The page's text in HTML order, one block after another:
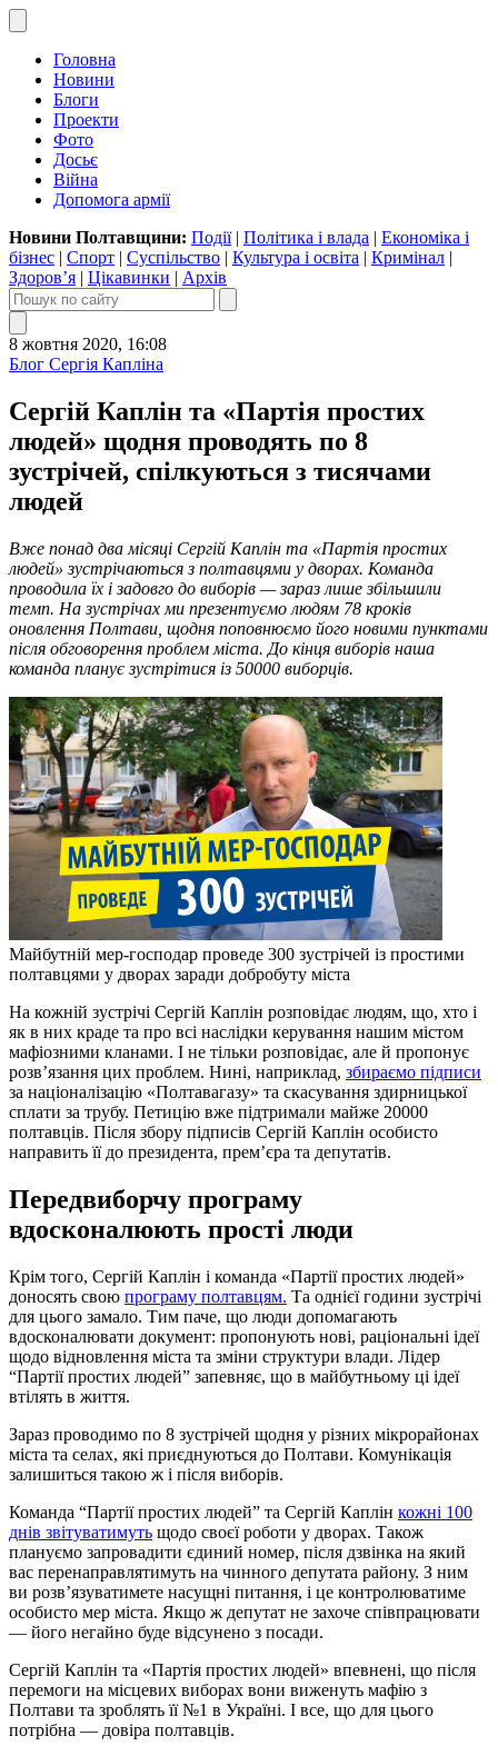
Головна
Новини
Блоги
Проекти
Фото
Досьє
Війна
Допомога армії
Новини Полтавщини: Події| Політика і влада | Економіка і
бізнес | Спорт | Суспільство | Культура і освіта | Кримінал |
Здоров’я | Цікавинки | Архів
8 жовтня 2020, 16:08
Блог Сергія Капліна
Сергій Каплін та «Партія простих
людей» щодня проводять по 8
зустрічей, спілкуються з тисячами
людей
Вже понад два місяці Сергій Каплін та «Партія простих
людей» зустрічаються з полтавцями у дворах. Команда
проводила їх і задовго до виборів — зараз лише збільшили
темп. На зустрічах ми презентуємо людям 78 кроків
оновлення Полтави, щодня поповнюємо його новими пунктами
після обговорення проблем міста. До кінця виборів наша
команда планує зустрітися із 50000 виборців.
Майбутній мер-господар проведе 300 зустрічей із простими
полтавцями у дворах заради добробуту міста
На кожній зустрічі Сергій Каплін розповідає людям, що, хто і
як в них краде та про всі наслідки керування нашим містом
мафіозними кланами. І не тільки розповідає, але й пропонує
розв’язання цих проблем. Нині, наприклад, збираємо підписи
за націоналізацію «Полтавагазу» та скасування здирницької
сплати за трубу. Петицію вже підтримали майже 20000
полтавців. Після збору підписів Сергій Каплін особисто
направить її до президента, прем’єра та депутатів.
Передвиборчу програму
вдосконалюють прості люди
Крім того, Сергій Каплін і команда «Партії простих людей»
доносять свою програму полтавцям. Та однієї години зустрічі
для цього замало. Тим паче, що люди допомагають
вдосконалювати документ: пропонують нові, раціональні ідеї
щодо відновлення міста та зміни структури влади. Лідер
“Партії простих людей” запевняє, що в майбутньому ці ідеї
втілять в життя.
Зараз проводимо по 8 зустрічей щодня у різних мікрорайонах
міста та селах, які приєднуються до Полтави. Комунікація
залишиться такою ж і після виборів.
Команда “Партії простих людей” та Сергій Каплін кожні 100
днів звітуватимуть щодо своєї роботи у дворах. Також
плануємо запровадити єдиний номер, після дзвінка на який
вас перенаправлятимуть на чинного депутата району. З ним
ви розв’язуватимете насущні питання, і це контролюватиме
особисто мер міста. Якщо ж депутат не захоче співпрацювати
— його негайно буде відсунено з посади.
Сергій Каплін та «Партія простих людей» впевнені, що після
перемоги на місцевих виборах вони виженуть мафію з
Полтави та зроблять її №1 в Україні. І все, що для цього
потрібна — довіра полтавців.